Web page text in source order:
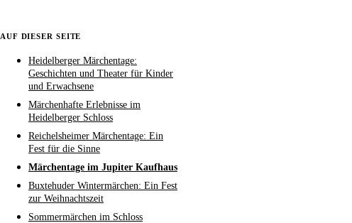
AUF DIESER SEITE
Heidelberger Märchentage:
Geschichten und Theater für Kinder
und Erwachsene
Märchenhafte Erlebnisse im
Heidelberger Schloss
Reichelsheimer Märchentage: Ein
Fest für die Sinne
Märchentage im Jupiter Kaufhaus
Buxtehuder Wintermärchen: Ein Fest
zur Weihnachtszeit
Sommermärchen im Schloss